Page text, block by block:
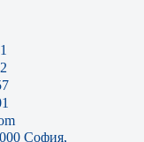
София,